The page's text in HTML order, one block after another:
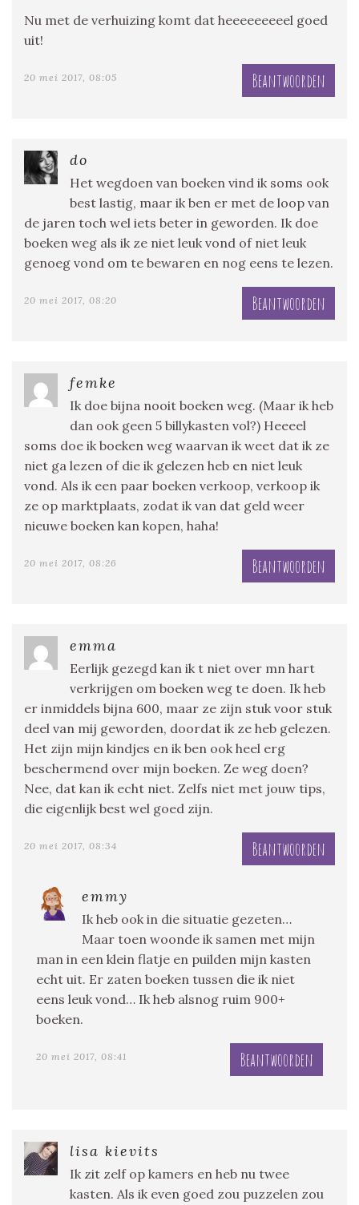
Nu met de verhuizing komt dat heeeeeeeeel goed
uit!
20 mei 2017, 08:05 Beantwoorden
do
Het wegdoen van boeken vind ik soms ook
best lastig, maar ik ben er met de loop van
de jaren toch wel iets beter in geworden. Ik doe
boeken weg als ik ze niet leuk vond of niet leuk
genoeg vond om te bewaren en nog eens te lezen.
20 mei 2017, 08:20 Beantwoorden
femke
Ik doe bijna nooit boeken weg. (Maar ik heb
dan ook geen 5 billykasten vol?) Heeeel
soms doe ik boeken weg waarvan ik weet dat ik ze
niet ga lezen of die ik gelezen heb en niet leuk
vond. Als ik een paar boeken verkoop, verkoop ik
ze op marktplaats, zodat ik van dat geld weer
nieuwe boeken kan kopen, haha!
20 mei 2017, 08:26 Beantwoorden
emma
Eerlijk gezegd kan ik t niet over mn hart
verkrijgen om boeken weg te doen. Ik heb
er inmiddels bijna 600, maar ze zijn stuk voor stuk
deel van mij geworden, doordat ik ze heb gelezen.
Het zijn mijn kindjes en ik ben ook heel erg
beschermend over mijn boeken. Ze weg doen?
Nee, dat kan ik echt niet. Zelfs niet met jouw tips,
die eigenlijk best wel goed zijn.
20 mei 2017, 08:34 Beantwoorden
emmy
Ik heb ook in die situatie gezeten…
Maar toen woonde ik samen met mijn
man in een klein flatje en puilden mijn kasten
echt uit. Er zaten boeken tussen die ik niet
eens leuk vond… Ik heb alsnog ruim 900+
boeken.
20 mei 2017, 08:41 Beantwoorden
lisa kievits
Ik zit zelf op kamers en heb nu twee
kasten. Als ik even goed zou puzzelen zou